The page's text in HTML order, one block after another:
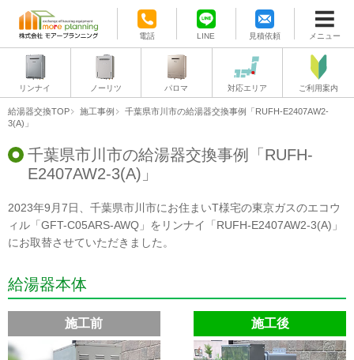
電話 LINE 見積依頼 メニュー
リンナイ ノーリツ パロマ 対応エリア ご利用案内
給湯器交換TOP 施工事例
千葉県市川市の給湯器交換事例「RUFH-E2407AW2-
3(A)」
千葉県市川市の給湯器交換事例「RUFH-
E2407AW2-3(A)」
2023年9月7日、千葉県市川市にお住まいT様宅の東京ガスのエコウ
ィル「GFT-C05ARS-AWQ」をリンナイ「RUFH-E2407AW2-3(A)」
にお取替させていただきました。
給湯器本体
施工前 施工後